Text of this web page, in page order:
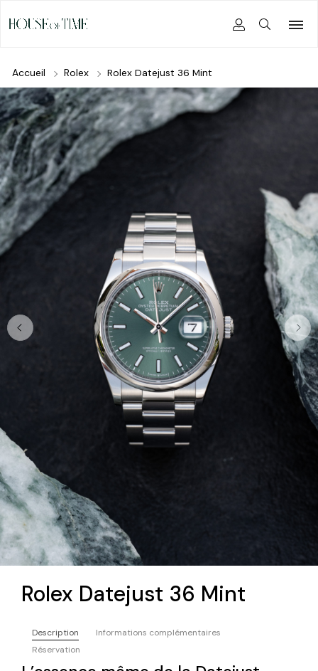
Accueil Rolex Rolex Datejust 36 Mint
Rolex Datejust 36 Mint
Description
Informations complémentaires
Réservation